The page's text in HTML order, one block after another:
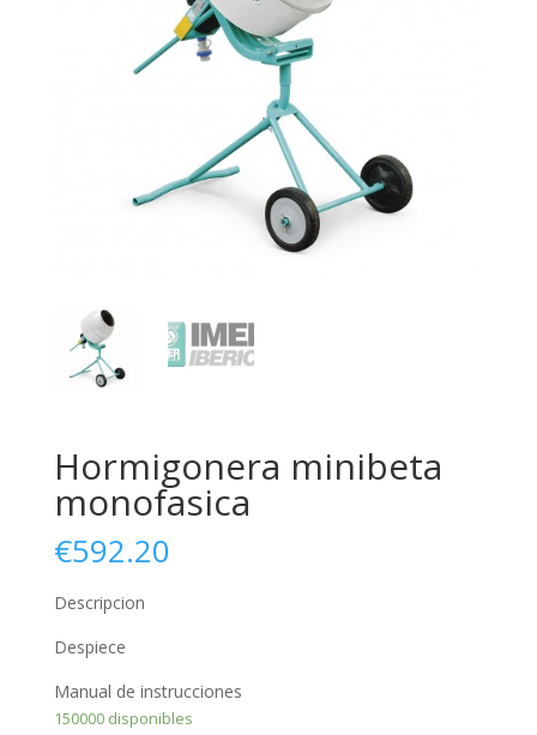
Hormigonera minibeta
monofasica
€592.20
Descripcion
Despiece
Manual de instrucciones
150000 disponibles